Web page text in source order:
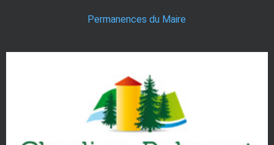
Permanences du Maire